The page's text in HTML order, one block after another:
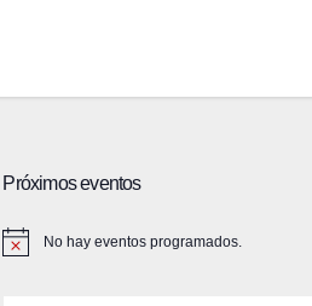
Próximos eventos
A
No hay eventos programados.